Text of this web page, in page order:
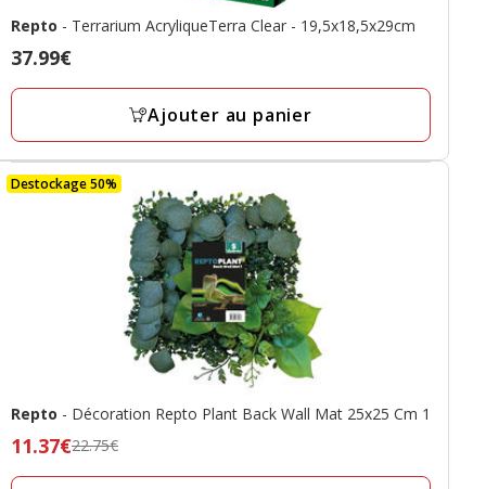
Repto - Terrarium AcryliqueTerra Clear - 19,5x18,5x29cm
Prix
37.99€
37.99€
Ajouter au panier
Destockage 50%
Repto - Décoration Repto Plant Back Wall Mat 25x25 Cm 1
Prix
précédent
11.37€22.75€